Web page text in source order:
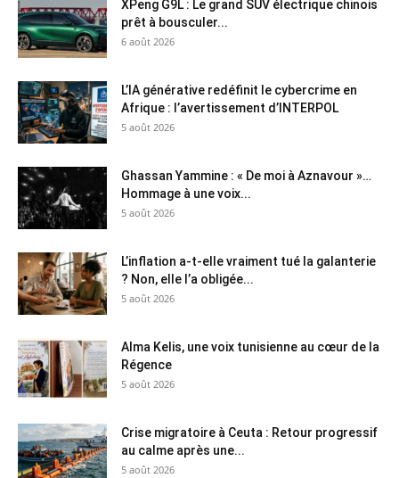
XPeng G9L : Le grand SUV électrique chinois
prêt à bousculer...
6 août 2026
L’IA générative redéfinit le cybercrime en
Afrique : l’avertissement d’INTERPOL
5 août 2026
Ghassan Yammine : « De moi à Aznavour »…
Hommage à une voix...
5 août 2026
L’inflation a-t-elle vraiment tué la galanterie
? Non, elle l’a obligée...
5 août 2026
Alma Kelis, une voix tunisienne au cœur de la
Régence
5 août 2026
Crise migratoire à Ceuta : Retour progressif
au calme après une...
5 août 2026